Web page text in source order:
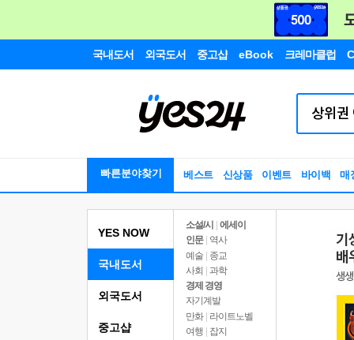
국내도서 외국도서 중고샵 eBook 크레마클럽
빠른분야찾기 베스트 신상품 이벤트 바이백 매
YES NOW
국내도서
소설/시
에세이
인문
역사
예술 | 종교
사회 | 과학
경제 경영
자기계발
만화 | 라이트노벨
여행
잡지
외국도서
중고샵